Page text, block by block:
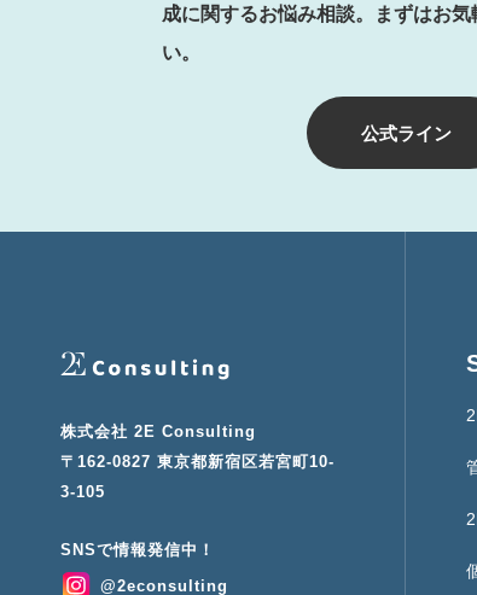
公式ライン
成に関するお悩み相談。まずはお気
い。
株式会社 2E Consulting
〒162-0827 東京都新宿区若宮町10-
3-105